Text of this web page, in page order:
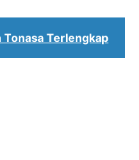
Tonasa Terlengkap